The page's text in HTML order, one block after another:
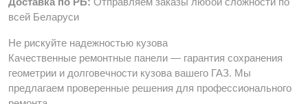
всей Беларуси
Не рискуйте надежностью кузова
Качественные ремонтные панели — гарантия сохранения
геометрии и долговечности кузова вашего ГАЗ. Мы
предлагаем проверенные решения для профессионального